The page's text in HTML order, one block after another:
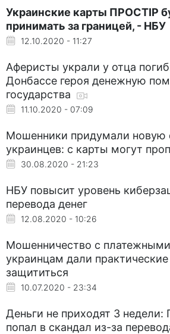
Украинские карты ПРОСТІР
принимать за границей, - НБУ
12.10.2020 - 11:27
Аферисты украли у отца
Донбассе героя денежную
государства
11.10.2020 - 07:09
Мошенники придумали новую
украинцев: с карты могут
30.08.2020 - 21:23
НБУ повысит уровень
перевода денег
12.08.2020 - 10:26
Мошенничество с
украинцам дали
защититься
10.07.2020 - 23:34
Деньги не приходят 3 недели:
попал в скандал из-за